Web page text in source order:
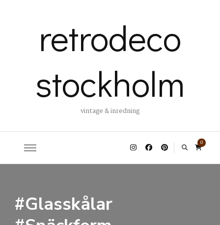
retrodeco
stockholm
vintage & inredning
0
#Glasskålar